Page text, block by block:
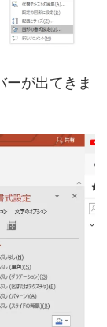
ーが出てきま